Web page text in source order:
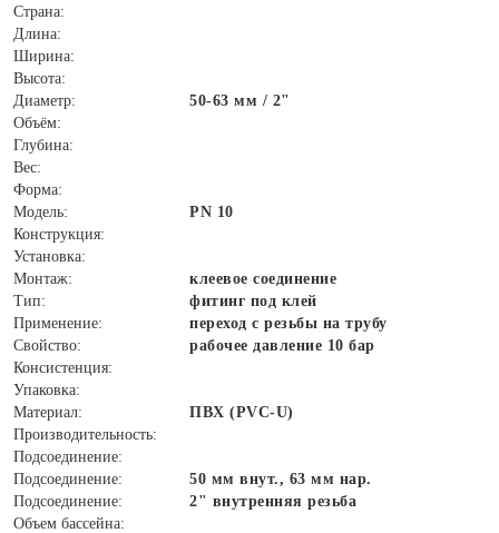
Страна:
Длина:
Ширина:
Высота:
Диаметр:
50-63 мм / 2"
Объём:
Глубина:
Вес:
Форма:
Модель:
PN 10
Конструкция:
Установка:
Монтаж:
клеевое соединение
Тип:
фитинг под клей
Применение:
переход с резьбы на трубу
Свойство:
рабочее давление 10 бар
Консистенция:
Упаковка:
Материал:
ПВХ (PVC-U)
Производительность:
Подсоединение:
Подсоединение:
50 мм внут., 63 мм нар.
Подсоединение:
2" внутренняя резьба
Объем бассейна: